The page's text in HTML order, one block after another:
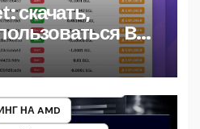
скачать,
BGL
НА AMD